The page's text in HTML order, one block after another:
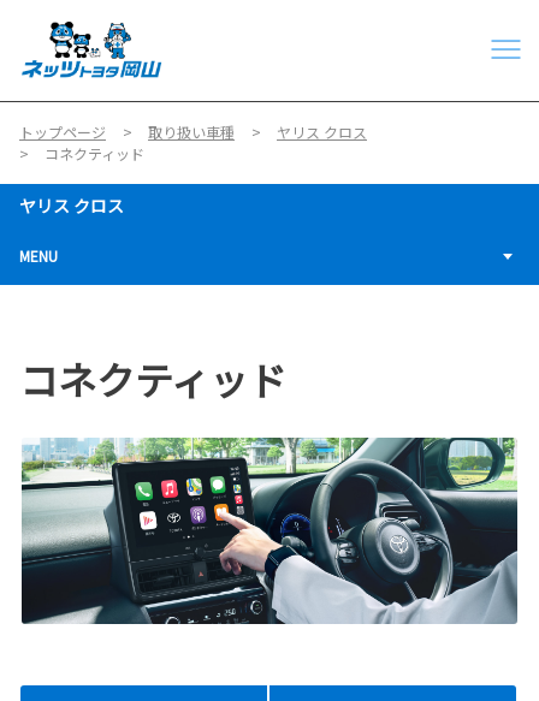
トップページ 取り扱い車種
ヤリス クロス
コネクティッド
ヤリス クロス
MENU
コネクティッド